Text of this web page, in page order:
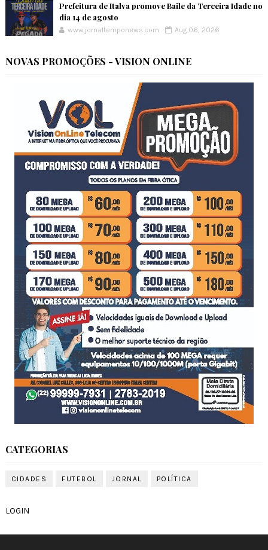
Prefeitura de Italva promove Baile da Terceira Idade no
dia 14 de agosto
www.jornaltemponews.com Aug 06, 2026
NOVAS PROMOÇÕES - VISION ONLINE
CATEGORIAS
CIDADES FUTEBOL JORNAL POLÍTICA
LOGIN